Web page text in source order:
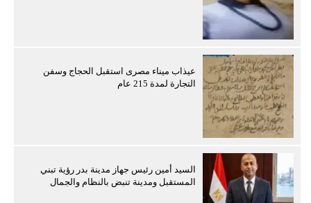
عيذاب ميناء مصرى استقبل الحجاج وسفن
التجارة لمدة 215 عام
السيد أمين رئيس جهاز مدينة بدر رؤية تبني
المستقبل ومدينة تنبض بالنظام والجمال